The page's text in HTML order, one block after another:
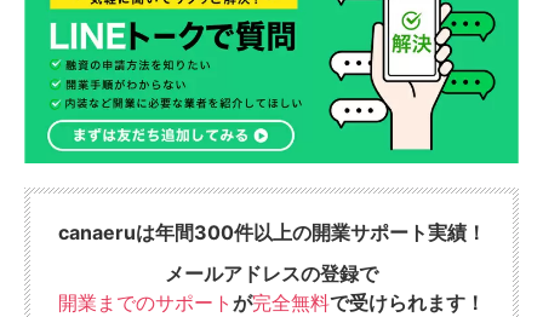
canaeruは年間300件以上の開業サポート実績！
メールアドレスの登録で
開業までのサポート が完全無料で受けられます！